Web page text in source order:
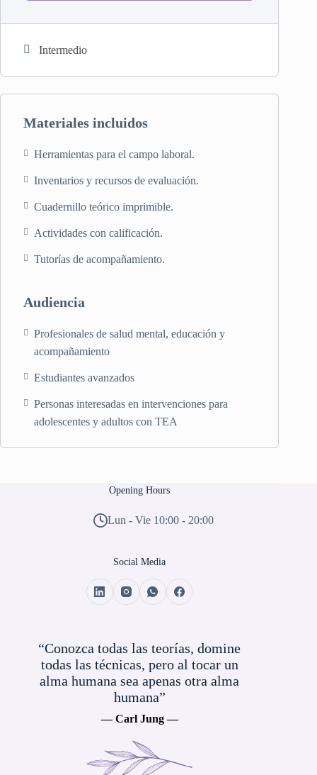
Intermedio
Materiales incluidos
Herramientas para el campo laboral.
Inventarios y recursos de evaluación.
Cuadernillo teórico imprimible.
Actividades con calificación.
Tutorías de acompañamiento.
Audiencia
Profesionales de salud mental, educación y
acompañamiento
Estudiantes avanzados
Personas interesadas en intervenciones para
adolescentes y adultos con TEA
Opening Hours
Lun - Vie 10:00 - 20:00
Social Media
“Conozca todas las teorías, domine
todas las técnicas, pero al tocar un
alma humana sea apenas otra alma
humana”
— Carl Jung —